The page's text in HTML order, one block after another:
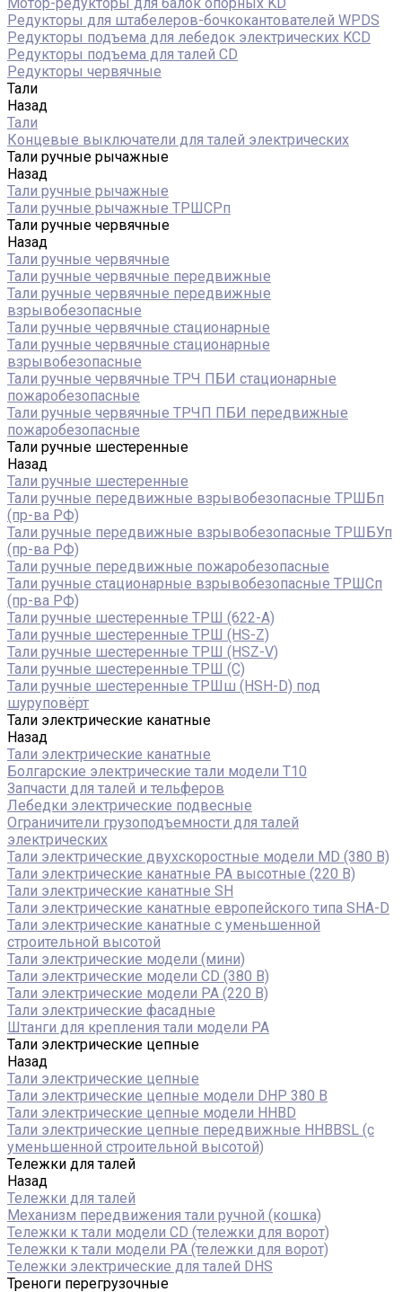
Редукторы для штабелеров-бочкокантователей WPDS
Редукторы подъема для лебедок электрических KCD
Редукторы подъема для талей CD
Редукторы червячные
Тали
Назад
Тали
Концевые выключатели для талей электрических
Тали ручные рычажные
Назад
Тали ручные рычажные
Тали ручные рычажные ТРШСРп
Тали ручные червячные
Назад
Тали ручные червячные
Тали ручные червячные передвижные
Тали ручные червячные передвижные
взрывобезопасные
Тали ручные червячные стационарные
Тали ручные червячные стационарные
взрывобезопасные
Тали ручные червячные ТРЧ ПБИ стационарные
пожаробезопасные
Тали ручные червячные ТРЧП ПБИ передвижные
пожаробезопасные
Тали ручные шестеренные
Назад
Тали ручные шестеренные
Тали ручные передвижные взрывобезопасные ТРШБп
(пр-ва РФ)
Тали ручные передвижные взрывобезопасные ТРШБУп
(пр-ва РФ)
Тали ручные передвижные пожаробезопасные
Тали ручные стационарные взрывобезопасные ТРШСп
(пр-ва РФ)
Тали ручные шестеренные ТРШ (622-A)
Тали ручные шестеренные ТРШ (HS-Z)
Тали ручные шестеренные ТРШ (HSZ-V)
Тали ручные шестеренные ТРШ (С)
Тали ручные шестеренные ТРШш (HSH-D) под
шуруповёрт
Тали электрические канатные
Назад
Тали электрические канатные
Болгарские электрические тали модели T10
Запчасти для талей и тельферов
Лебедки электрические подвесные
Ограничители грузоподъемности для талей
электрических
Тали электрические двухскоростные модели MD (380 В)
Тали электрические канатные PA высотные (220 В)
Тали электрические канатные SH
Тали электрические канатные европейского типа SHA-D
Тали электрические канатные с уменьшенной
строительной высотой
Тали электрические модели (мини)
Тали электрические модели CD (380 В)
Тали электрические модели РА (220 В)
Тали электрические фасадные
Штанги для крепления тали модели РА
Тали электрические цепные
Назад
Тали электрические цепные
Тали электрические цепные модели DHP 380 В
Тали электрические цепные модели HHBD
Тали электрические цепные передвижные HHBBSL (с
уменьшенной строительной высотой)
Тележки для талей
Назад
Тележки для талей
Механизм передвижения тали ручной (кошка)
Тележки к тали модели CD (тележки для ворот)
Тележки к тали модели РА (тележки для ворот)
Тележки электрические для талей DHS
Треноги перегрузочные